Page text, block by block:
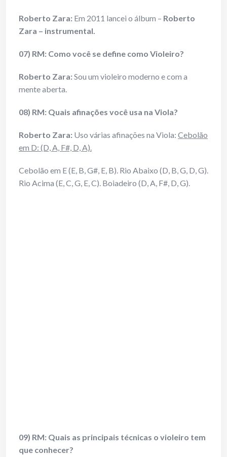
Roberto Zara: Em 2011 lancei o álbum – Roberto
Zara – instrumental.
07) RM: Como você se define como Violeiro?
Roberto Zara:Sou um violeiro moderno e com a
mente aberta.
08) RM: Quais afinações você usa na Viola?
Roberto Zara: Uso várias afinações na Viola: Cebolão
em D: (D, A, F#, D, A).
Cebolão em E (E, B, G#, E, B). Rio Abaixo (D, B, G, D, G).
Rio Acima (E, C, G, E, C). Boiadeiro (D, A, F#, D, G).
09) RM: Quais as principais técnicas o violeiro tem
que conhecer?